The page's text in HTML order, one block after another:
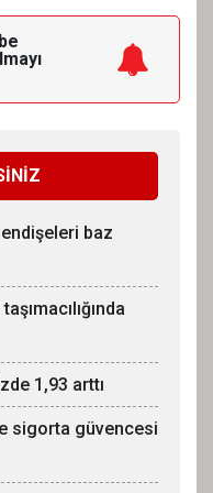
baz
1,93 arttı
sigorta güvencesi